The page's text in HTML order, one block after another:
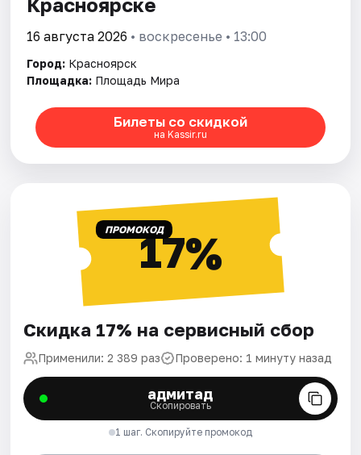
16 августа 2026 • воскресенье • 13:00
Город: Красноярск
Площадка: Площадь Мира
Билеты со скидкой
на Kassir.ru
ПРОМОКОД17%
Скидка 17% на сервисный сбор
Применили: 2 389 раз Проверено: 1 минуту назад
адмитад
Скопировать
1 шаг. Скопируйте промокод